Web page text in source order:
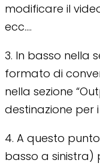
modificare il
ecc….
3. In basso nella
formato di
nella sezione
destinazione per
4. A questo
basso a sinistra)